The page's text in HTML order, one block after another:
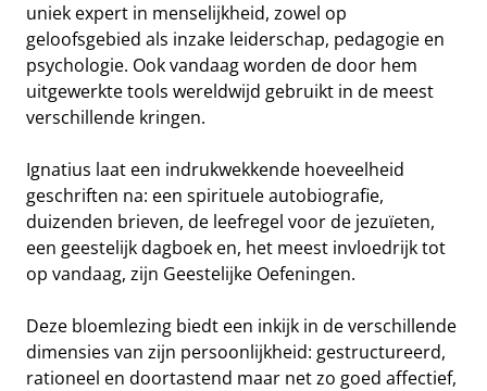
uniek expert in menselijkheid, zowel op
geloofsgebied als inzake leiderschap, pedagogie en
psychologie. Ook vandaag worden de door hem
uitgewerkte tools wereldwijd gebruikt in de meest
verschillende kringen.
Ignatius laat een indrukwekkende hoeveelheid
geschriften na: een spirituele autobiografie,
duizenden brieven, de leefregel voor de jezuïeten,
een geestelijk dagboek en, het meest invloedrijk tot
op vandaag, zijn Geestelijke Oefeningen.
Deze bloemlezing biedt een inkijk in de verschillende
dimensies van zijn persoonlijkheid: gestructureerd,
rationeel en doortastend maar net zo goed affectief,